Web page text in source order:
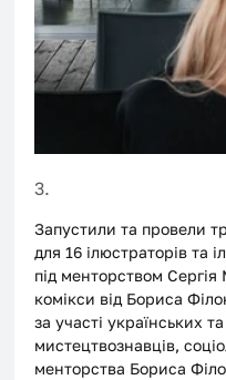
3.
Запустили та провели
для 16 ілюстраторів та
під менторством
комікси від Бориса
за участі українських
мистецтвознавців,
менторства Бориса